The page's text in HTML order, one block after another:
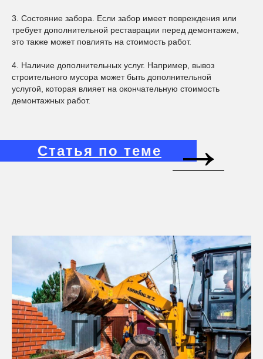
3. Состояние забора. Если забор имеет повреждения или
требует дополнительной реставрации перед демонтажем,
это также может повлиять на стоимость работ.
4. Наличие дополнительных услуг. Например, вывоз
строительного мусора может быть дополнительной
услугой, которая влияет на окончательную стоимость
демонтажных работ.
Статья по теме →